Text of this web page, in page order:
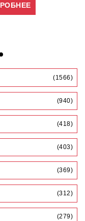
(1566)
(940)
(418)
(403)
(369)
(312)
(279)